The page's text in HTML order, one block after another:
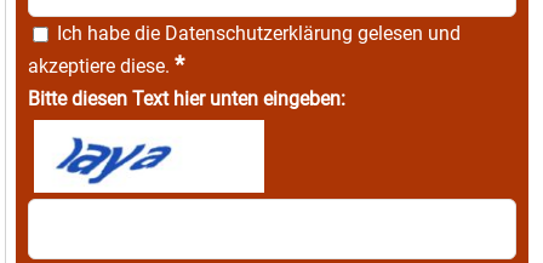
Ich habe die Datenschutzerklärung gelesen und
akzeptiere diese. *
Bitte diesen Text hier unten eingeben: